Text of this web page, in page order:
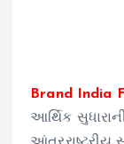
Brand India
આર્થિક